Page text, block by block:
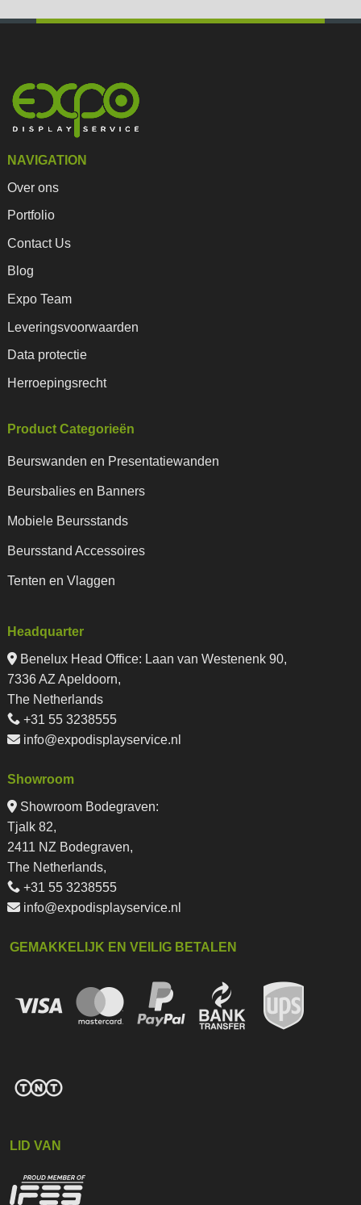
NAVIGATION
Over ons
Portfolio
Contact Us
Blog
Expo Team
Leveringsvoorwaarden
Data protectie
Herroepingsrecht
Product Categorieën
Beurswanden en Presentatiewanden
Beursbalies en Banners
Mobiele Beursstands
Beursstand Accessoires
Tenten en Vlaggen
Headquarter
Benelux Head Office: Laan van Westenenk 90,
7336 AZ Apeldoorn,
The Netherlands
+31 55 3238555
info@expodisplayservice.nl
Showroom
Showroom Bodegraven:
Tjalk 82,
2411 NZ Bodegraven,
The Netherlands,
+31 55 3238555
info@expodisplayservice.nl
GEMAKKELIJK EN VEILIG BETALEN
LID VAN